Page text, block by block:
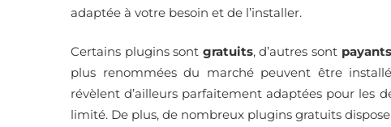
adaptée à votre besoin et de l’installer.
Certains plugins sont gratuits, d’autres sont payants
plus renommées du marché peuvent être
révèlent d’ailleurs parfaitement adaptées pour les
limité. De plus, de nombreux plugins gratuits